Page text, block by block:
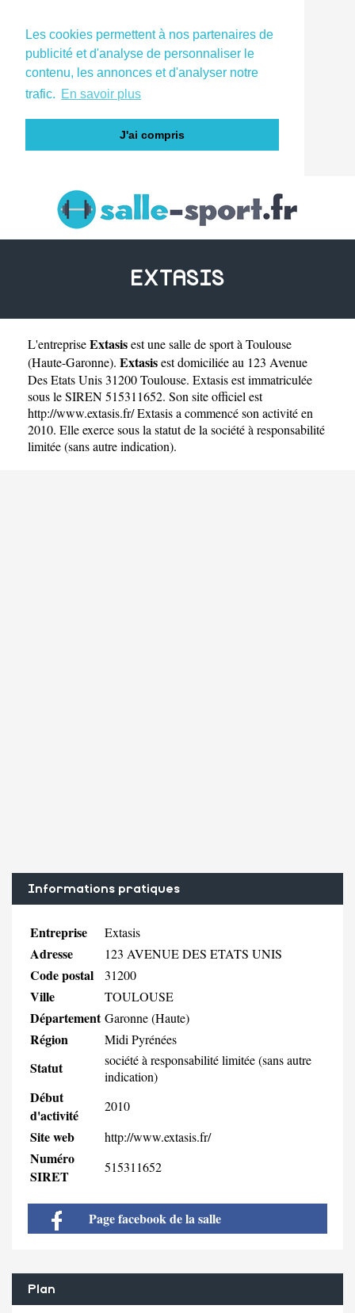
Les cookies permettent à nos partenaires de
publicité et d'analyse de personnaliser le
contenu, les annonces et d'analyser notre
trafic. En savoir plus
J'ai compris
EXTASIS
L'entrepriseExtasisest unesalle de sport à Toulouse
(Haute-Garonne). Extasisest domiciliée au 123 Avenue
Des Etats Unis 31200 Toulouse. Extasis est immatriculée
sous le SIREN 515311652. Son site officiel est
http://www.extasis.fr/Extasis a commencé son activité en
2010. Elle exerce sous la statut de la société à responsabilité
limitée (sans autre indication).
Informations pratiques
Entreprise Extasis
Adresse 123 AVENUE DES ETATS UNIS
Code postal 31200
Ville TOULOUSE
Département Garonne (Haute)
Région Midi Pyrénées
Statut
société à responsabilité limitée (sans autre
indication)
Début
d'activité
2010
Site web http://www.extasis.fr/
Numéro
SIRET
515311652
Page facebook de la salle
Plan